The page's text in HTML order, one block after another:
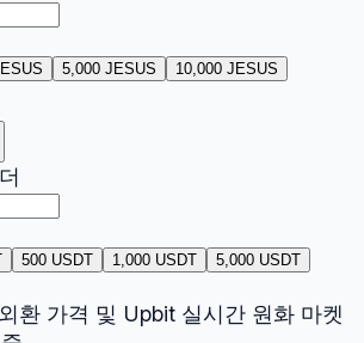
5,000 JESUS 10,000 JESUS
500 USDT 1,000 USDT
5,000 USDT
환 가격 및 Upbit 실시간 원화 마켓